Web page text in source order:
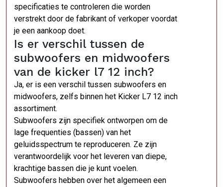
specificaties te controleren die worden
verstrekt door de fabrikant of verkoper voordat
je een aankoop doet.
Is er verschil tussen de
subwoofers en midwoofers
van de kicker l7 12 inch?
Ja, er is een verschil tussen subwoofers en
midwoofers, zelfs binnen het Kicker L7 12 inch
assortiment.
Subwoofers zijn specifiek ontworpen om de
lage frequenties (bassen) van het
geluidsspectrum te reproduceren. Ze zijn
verantwoordelijk voor het leveren van diepe,
krachtige bassen die je kunt voelen.
Subwoofers hebben over het algemeen een